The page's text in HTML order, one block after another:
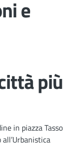
e
più
in piazza Tasso